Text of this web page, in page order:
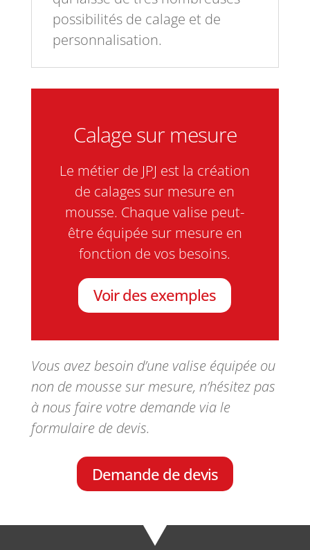
possibilités de calage et de
personnalisation.
Calage sur mesure
Le métier de JPJ est la création
de calages sur mesure en
mousse. Chaque valise peut-
être équipée sur mesure en
fonction de vos besoins.
Voir des exemples
Vous avez besoin d’une valise équipée ou
non de mousse sur mesure, n’hésitez pas
à nous faire votre demande via le
formulaire de devis.
Demande de devis